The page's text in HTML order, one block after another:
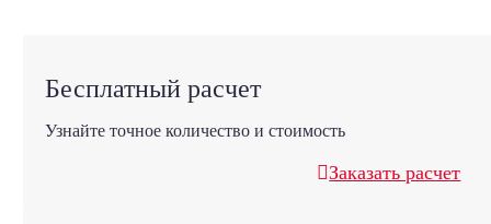
Бесплатный расчет
Узнайте точное количество и стоимость
Заказать расчет